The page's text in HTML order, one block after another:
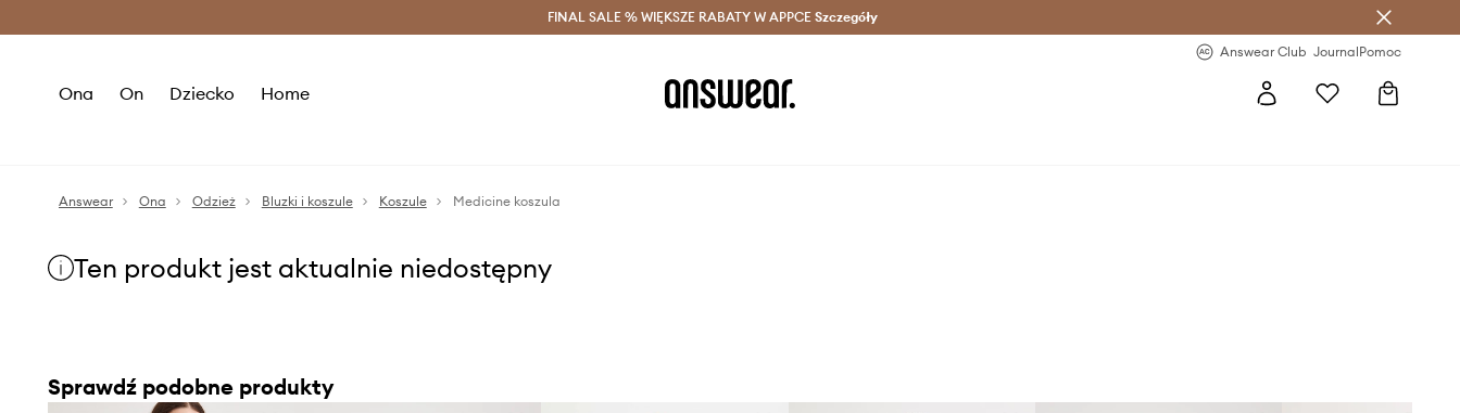
Oszczędzaj z Answear Club > Dostawa nawet w 24h >
FINAL SALE % WIĘKSZE RABATY W APPCE Szczegóły
Answear Club JournalPomoc
Ona On Dziecko Home
Answear Ona Odzież Bluzki i koszule Koszule Medicine koszula
Ten produkt jest aktualnie niedostępny
Sprawdź podobne produkty